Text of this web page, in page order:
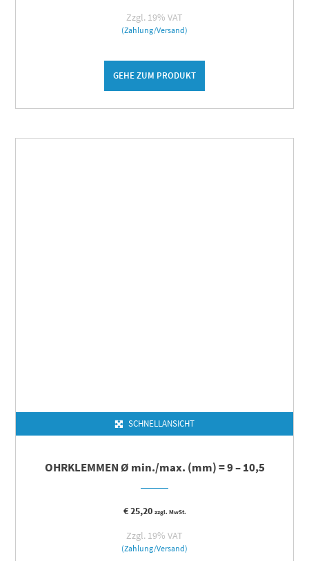
Zzgl. 19% VAT
(Zahlung/Versand)
GEHE ZUM PRODUKT
SCHNELLANSICHT
OHRKLEMMEN Ø min./max. (mm) = 9 – 10,5
€25,20 zzgl. MwSt.
Zzgl. 19% VAT
(Zahlung/Versand)